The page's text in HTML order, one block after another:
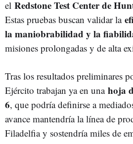
el Redstone Test Center de
Estas pruebas buscan validar la
la maniobrabilidad y la
misiones prolongadas y de alta
Tras los resultados preliminares
Ejército trabajan ya en una hoja
6, que podría definirse a
avance mantendría la línea de
Filadelfia y sostendría miles de